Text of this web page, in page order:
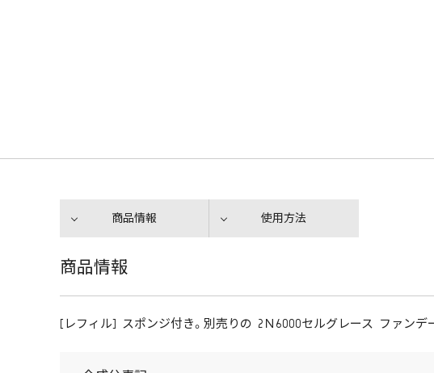
商品情報 使用方法
商品情報
[レフィル] スポンジ付き。別売りの 2Ｎ6000セルグレース ファンデ